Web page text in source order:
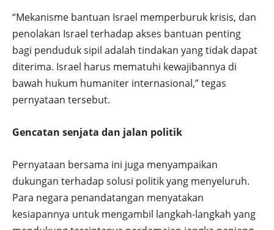
“Mekanisme bantuan Israel memperburuk krisis, dan
penolakan Israel terhadap akses bantuan penting
bagi penduduk sipil adalah tindakan yang tidak dapat
diterima. Israel harus mematuhi kewajibannya di
bawah hukum humaniter internasional,” tegas
pernyataan tersebut.
Gencatan senjata dan jalan politik
Pernyataan bersama ini juga menyampaikan
dukungan terhadap solusi politik yang menyeluruh.
Para negara penandatangan menyatakan
kesiapannya untuk mengambil langkah-langkah yang